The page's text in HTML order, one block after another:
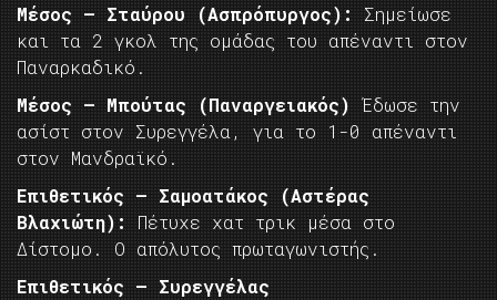
Μέσος – Σταύρου (Ασπρόπυργος):
Σημείωσε
και τα 2 γκολ της ομάδας του απέναντι στον
Παναρκαδικό.
Μέσος – Μπούτας (Παναργειακός) Έδωσε την
ασίστ στον Συρεγγέλα, για το 1-0 απέναντι
στον Μανδραϊκό.
Επιθετικός – Σαμοατάκος (Αστέρας
Βλαχιώτη):
Πέτυχε χατ τρικ μέσα στο
Δίστομο. Ο απόλυτος πρωταγωνιστής.
Επιθετικός – Συρεγγέλας